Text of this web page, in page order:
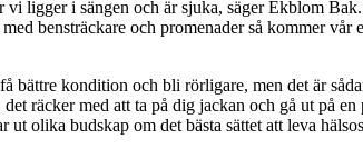
ligger i sängen och är sjuka, säger Ekblom
bensträckare och promenader så kommer
bättre kondition och bli rörligare, men det är
räcker med att ta på dig jackan och gå ut på
olika budskap om det bästa sättet att leva